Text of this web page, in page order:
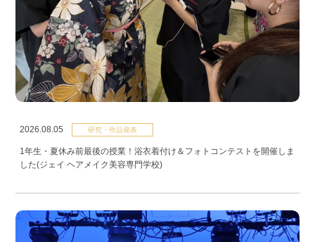
2026.08.05 研究・作品発表
1年生・夏休み前最後の授業！浴衣着付け＆フォトコンテストを開催しま
した(ジェイ ヘアメイク美容専門学校)